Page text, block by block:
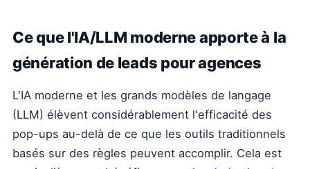
Ce que l'IA/LLM moderne apporte à la
génération de leads pour agences
L'IA moderne et les grands modèles de langage
(LLM) élèvent considérablement l'efficacité des
pop-ups au-delà de ce que les outils traditionnels
basés sur des règles peuvent accomplir. Cela est